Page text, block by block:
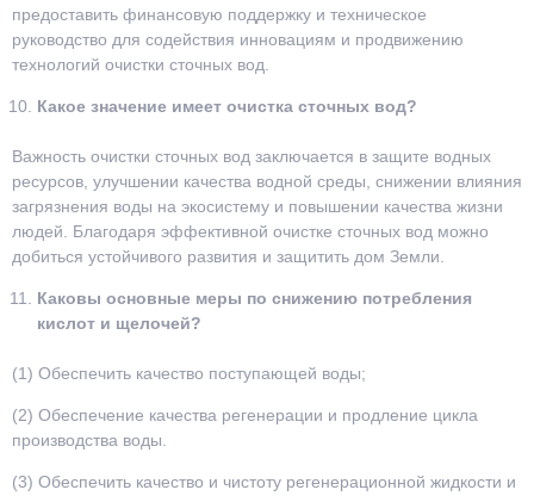
предоставить финансовую поддержку и техническое
руководство для содействия инновациям и продвижению
технологий очистки сточных вод.
Какое значение имеет очистка сточных вод?
Важность очистки сточных вод заключается в защите водных
ресурсов, улучшении качества водной среды, снижении влияния
загрязнения воды на экосистему и повышении качества жизни
людей. Благодаря эффективной очистке сточных вод можно
добиться устойчивого развития и защитить дом Земли.
Каковы основные меры по снижению потребления
кислот и щелочей?
(1) Обеспечить качество поступающей воды;
(2) Обеспечение качества регенерации и продление цикла
производства воды.
(3) Обеспечить качество и чистоту регенерационной жидкости и